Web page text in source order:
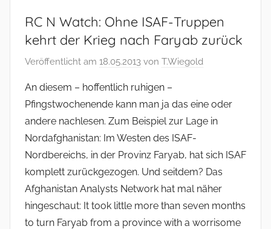
RC N Watch: Ohne ISAF-Truppen
kehrt der Krieg nach Faryab zurück
Veröffentlicht am 18.05.2013 von T.Wiegold
An diesem – hoffentlich ruhigen –
Pfingstwochenende kann man ja das eine oder
andere nachlesen. Zum Beispiel zur Lage in
Nordafghanistan: Im Westen des ISAF-
Nordbereichs, in der Provinz Faryab, hat sich ISAF
komplett zurückgezogen. Und seitdem? Das
Afghanistan Analysts Network hat mal näher
hingeschaut: It took little more than seven months
to turn Faryab from a province with a worrisome